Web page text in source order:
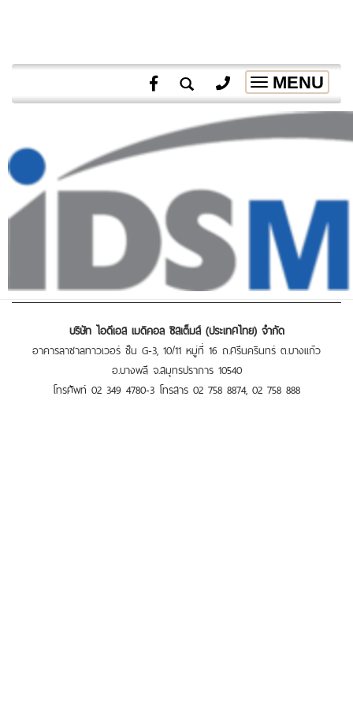
Toggle
navigation
MENU
บริษัท ไอดีเอส เมดิคอล ซิสเต็มส์ (ประเทศไทย) จำกัด
อาคารลาซาลทาวเวอร์ ชั้น G-3, 10/11 หมู่ที่ 16 ถ.ศรีนครินทร์ ต.บางแก้ว
อ.บางพลี จ.สมุทรปราการ 10540
โทรศัพท์ 02 349 4780-3 โทรสาร 02 758 8874, 02 758 888